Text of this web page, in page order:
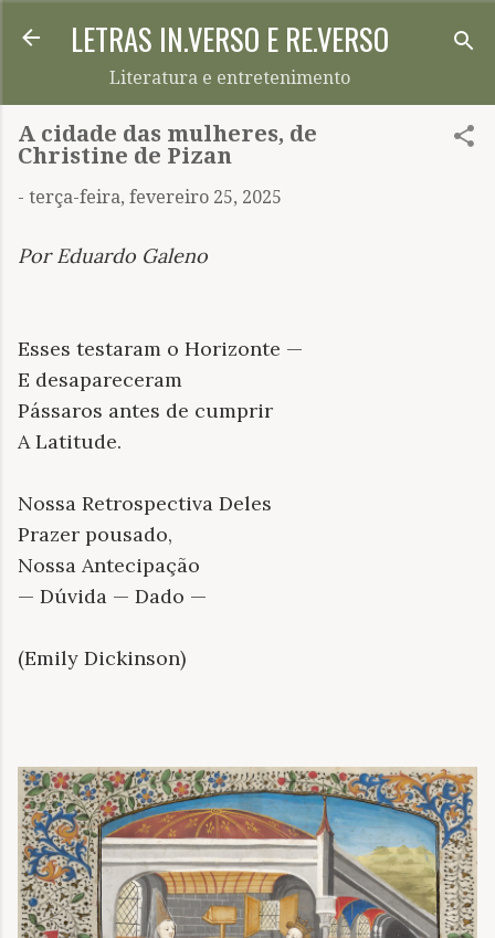
Pular para o conteúdo principal
LETRAS IN.VERSO E RE.VERSO
Literatura e entretenimento
A cidade das mulheres, de
Christine de Pizan
- terça-feira, fevereiro 25, 2025
Por Eduardo Galeno
Esses testaram o Horizonte —
E desapareceram
Pássaros antes de cumprir
A Latitude.
Nossa Retrospectiva Deles
Prazer pousado,
Nossa Antecipação
— Dúvida — Dado —
(Emily Dickinson)